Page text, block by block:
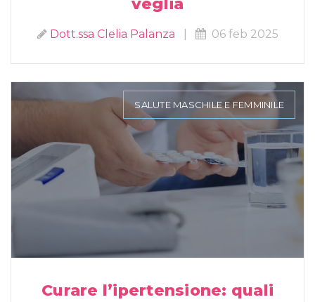
veglia
Dott.ssa Clelia Palanza 06 feb 2025
SALUTE MASCHILE E FEMMINILE
Curare l’ipertensione: quali